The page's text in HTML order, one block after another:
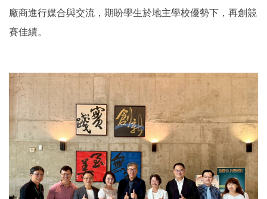
廠商進行媒合與交流，期盼學生於地主學校優勢下，再創競
賽佳績。